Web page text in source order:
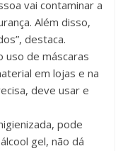
vai contaminar a
Além disso,
destaca.
uso de máscaras
em lojas e na
deve usar e
pode
gel, não dá